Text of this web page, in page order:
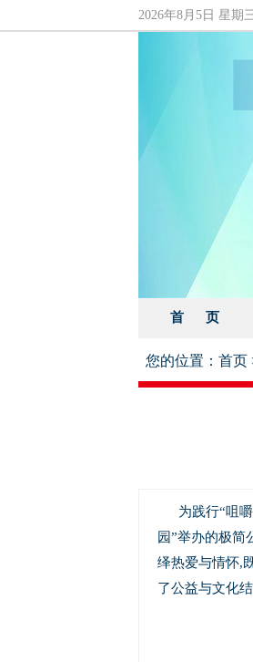
2026年8月5日 星期
首 页
您的位置： 首页
为践行“咀
园”举办的极简
绎热爱与情怀,
了公益与文化